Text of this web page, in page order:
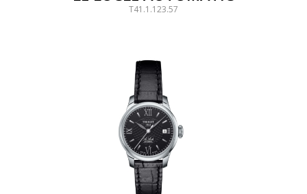
T41.1.123.57